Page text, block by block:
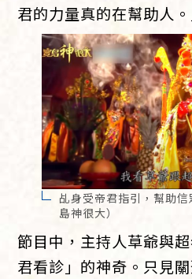
君的力量真的在幫助人。
乩身受帝君指引，幫助
島神很大）
節目中，主持人草爺與
君看診」的神奇。只見